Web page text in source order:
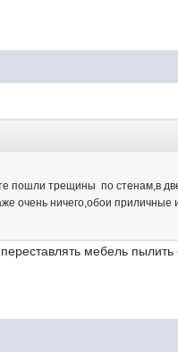
пошли трещины по стенам,в
очень ничего,обои приличные
мебель пылить